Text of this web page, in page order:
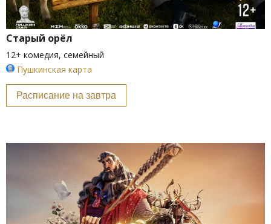
Старый орёл
12+ комедия, семейный
Пушкинская карта
Расписание на завтра